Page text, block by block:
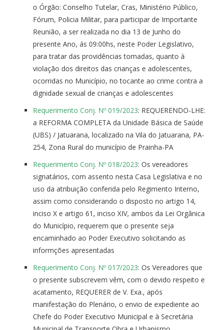
o Órgão: Conselho Tutelar, Cras, Ministério Público,
Fórum, Policia Militar, para participar de Importante
Reunião, a ser realizada no dia 13 de Junho do
presente Ano, ás 09:00hs, neste Poder Legislativo,
para tratar das providências tomadas, quanto à
violação dos direitos das crianças e adolescentes,
ocorridas no Município, no tocante ao crime contra a
dignidade sexual de crianças e adolescentes
Requerimento Conj. Nº 019/2023: REQUERENDO-LHE:
a REFORMA COMPLETA da Unidade Básica de Saúde
(UBS) / Jatuarana, localizado na Vila do Jatuarana, PA-
254, Zona Rural do município de Prainha-PA
Requerimento Conj. Nº 018/2023: Os vereadores
signatários, com assento nesta Casa Legislativa e no
uso da atribuição conferida pelo Regimento Interno,
assim como considerando o disposto no artigo 14,
inciso X e artigo 61, inciso XIV, ambos da Lei Orgânica
do Município, requerem que o presente seja
encaminhado ao Poder Executivo solicitando as
informções apresentadas
Requerimento Conj. Nº 017/2023: Os Vereadores que
o presente subscrevem vêm, com o devido respeito e
acatamento, REQUERER de V. Exa., após
manifestação do Plenário, o envio de expediente ao
Chefe do Poder Executivo Municipal e à Secretária